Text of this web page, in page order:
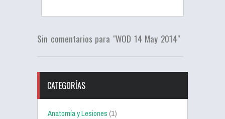
Sin comentarios para "WOD 14 May 2014"
CATEGORÍAS
Anatomía y Lesiones(1)